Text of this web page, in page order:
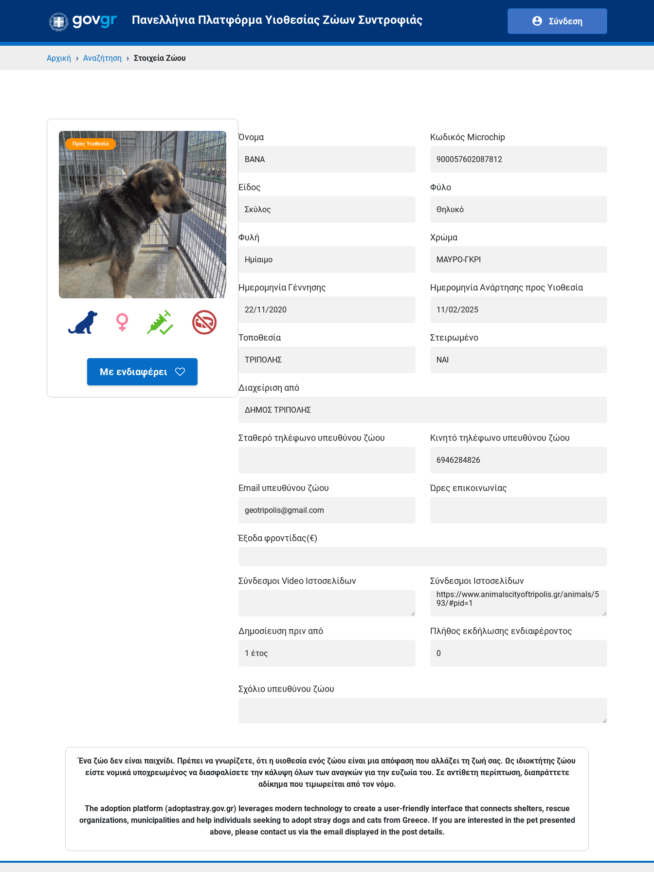
Πανελλήνια Πλατφόρμα Υιοθεσίας Ζώων Συντροφιάς Σύνδεση
Αρχική › Αναζήτηση › Στοιχεία Ζώου
Προς Υιοθεσία
Με ενδιαφέρει
Όνομα Κωδικός Microchip
Είδος Φύλο
Φυλή Χρώμα
Ημερομηνία Γέννησης Ημερομηνία Ανάρτησης προς Υιοθεσία
Τοποθεσία Στειρωμένο
Διαχείριση από
Σταθερό τηλέφωνο υπευθύνου ζώου Κινητό τηλέφωνο υπευθύνου ζώου
Email υπευθύνου ζώου Ώρες επικοινωνίας
Έξοδα φροντίδας(€)
Σύνδεσμοι Video Ιστοσελίδων Σύνδεσμοι Ιστοσελίδων
Δημοσίευση πριν από Πλήθος εκδήλωσης ενδιαφέροντος
Σχόλιο υπευθύνου ζώου
Ένα ζώο δεν είναι παιχνίδι. Πρέπει να γνωρίζετε, ότι η υιοθεσία ενός ζώου είναι μια απόφαση που αλλάζει τη ζωή σας. Ως ιδιοκτήτης ζώου
είστε νομικά υποχρεωμένος να διασφαλίσετε την κάλυψη όλων των αναγκών για την ευζωία του. Σε αντίθετη περίπτωση, διαπράττετε
αδίκημα που τιμωρείται από τον νόμο.
The adoption platform (adoptastray.gov.gr) leverages modern technology to create a user-friendly interface that connects shelters, rescue
organizations, municipalities and help individuals seeking to adopt stray dogs and cats from Greece. If you are interested in the pet presented
above, please contact us via the email displayed in the post details.